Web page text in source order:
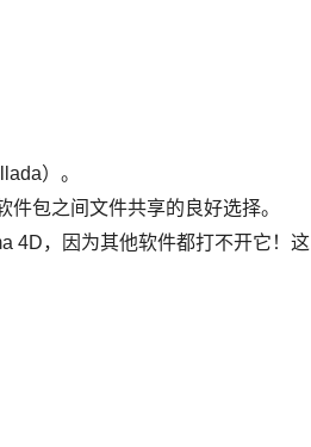
）。
包之间文件共享的良好选择。
4D，因为其他软件都打不开它！这